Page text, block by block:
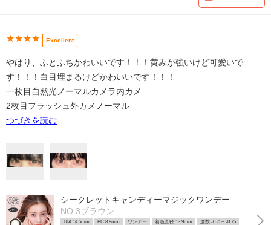
★★★★ Excellent
やはり、ふとふちかわいいです！！！黄みが強いけど可愛いで
す！！！白目埋まるけどかわいいです！！！
一枚目自然光ノーマルカメラ内カメ
2枚目フラッシュ外カメノーマル
つづきを読む
シークレットキャンディーマジックワンデー
NO.3ブラウン
DIA 14.5mm BC 8.8mm ワンデー 着色直径 13.9mm 度数 -0.75~ -0.75